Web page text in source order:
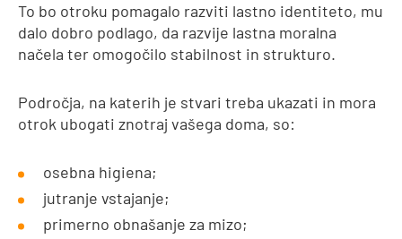
To bo otroku pomagalo razviti lastno identiteto, mu
dalo dobro podlago, da razvije lastna moralna
načela ter omogočilo stabilnost in strukturo.
Področja, na katerih je stvari treba ukazati in mora
otrok ubogati znotraj vašega doma, so:
osebna higiena;
jutranje vstajanje;
primerno obnašanje za mizo;